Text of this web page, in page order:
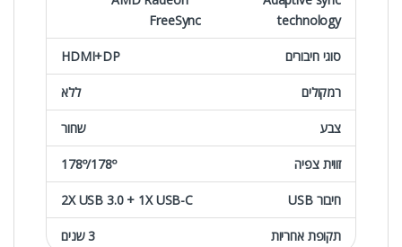
technology
FreeSync
סוגי חיבורים HDMI+DP
רמקולים ללא
צבע שחור
זווית צפיה 178º/178º
חיבור USB 2X USB 3.0 + 1X USB-C
תקופת אחריות 3 שנים